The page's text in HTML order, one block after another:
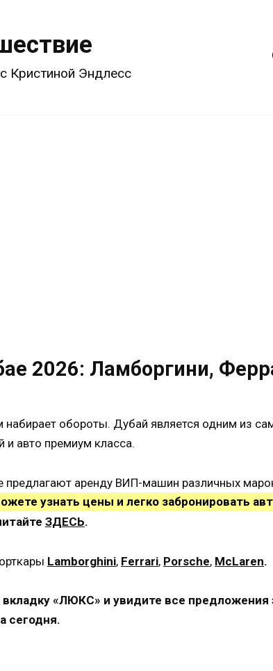
Кристиной Эндлесс
2026: Ламборгини,
обороты. Дубай является одним из
и авто премиум класса.
предлагают аренду ВИП-машин различных
узнать цены и легко забронировать
ЗДЕСЬ.
Lamborghini, Ferrari, Porsche, McLaren.
«ЛЮКС» и увидите все
сегодня.